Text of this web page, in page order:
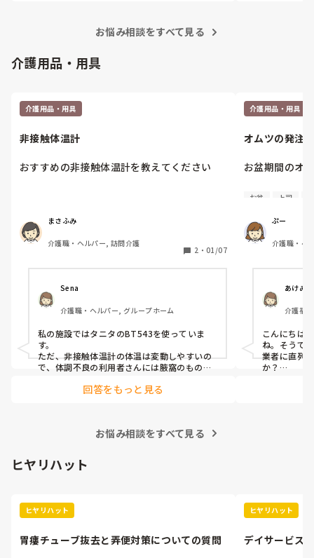
お悩み相談をすべて見る
介護用品・用具
介護用品・用具
非接触体温計
まさふみ
介護職・ヘルパー, 訪問介護
2 ・ 01/07
Sena
介護職・ヘルパー, グループホーム
私の施設ではタニタのBT543を使っていま
す。
ただ、非接触体温計の体温は変動しやすいの
で、体調不良の利用者さんには腋窩のもので
回答をもっと見る
介護用品・用具
オムツの発注
お盆期間のオ
発注書作って
いつもは週の
品日が1日伸び
の納品日が変
印鑑を貰えな
お盆 上司
ぷー
介護職・ヘ
あけみ
介護福
こんにちは
ね。そうで
業者に直列
か？
お悩み相談をすべて見る
ヒヤリハット
ヒヤリハット
胃瘻チューブ抜去と弄便対策についての質問
ヒヤリハット
デイサービス